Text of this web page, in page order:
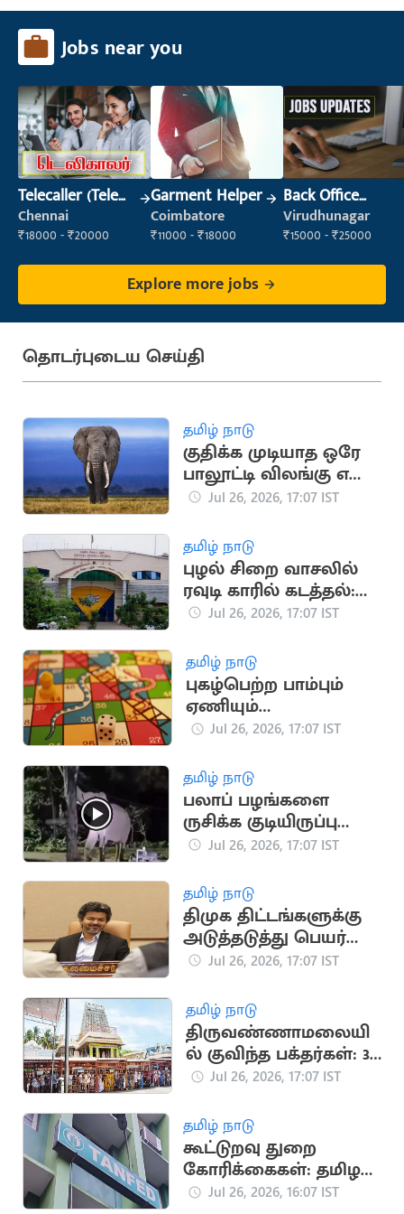
Jobs near you
Telecaller (Tele
Sales)
Chennai
₹18000 - ₹20000
Garment Helper
Coimbatore
₹11000 - ₹18000
Back Office
Executive
(Administration)
Virudhunagar
₹15000 - ₹25000
Explore more jobs
தொடர்புடைய செய்தி
தமிழ் நாடு
குதிக்க முடியாத ஒரே
பாலூட்டி விலங்கு எது
தெரியுமா?
Jul 26, 2026, 17:07 IST
தமிழ் நாடு
புழல் சிறை வாசலில்
ரவுடி காரில் கடத்தல்:
உறவினர்கள் 4 பேர்
Jul 26, 2026, 17:07 IST
தமிழ் நாடு
புகழ்பெற்ற பாம்பும்
ஏணியும்
விளையாட்டின்
Jul 26, 2026, 17:07 IST
தமிழ் நாடு
பலாப் பழங்களை
ருசிக்க குடியிருப்பு
பகுதியில் மீண்டும்
Jul 26, 2026, 17:07 IST
தமிழ் நாடு
திமுக திட்டங்களுக்கு
அடுத்தடுத்து பெயர்
மாற்றம்
Jul 26, 2026, 17:07 IST
தமிழ் நாடு
திருவண்ணாமலையி
ல் குவிந்த பக்தர்கள்: 3
மணி நேரம்
தரிசனம்
Jul 26, 2026, 17:07 IST
தமிழ் நாடு
கூட்டுறவு துறை
கோரிக்கைகள்: தமிழக
அரசு வழிகாட்டு
Jul 26, 2026, 16:07 IST